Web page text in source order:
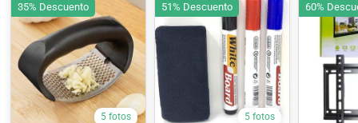
5 fotos
35% Descuento
5 fotos
51% Descuento 60%